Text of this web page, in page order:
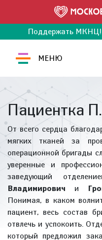
Поддержать МКНЦ!
МЕНЮ
Пациентка П.
От всего сердца
мягких тканей за
операционной бригады
уверенные и
заведующий
Владимирович и
Понимая, в каком
пациент, весь состав
отвлечь и успокоить.
который предложил